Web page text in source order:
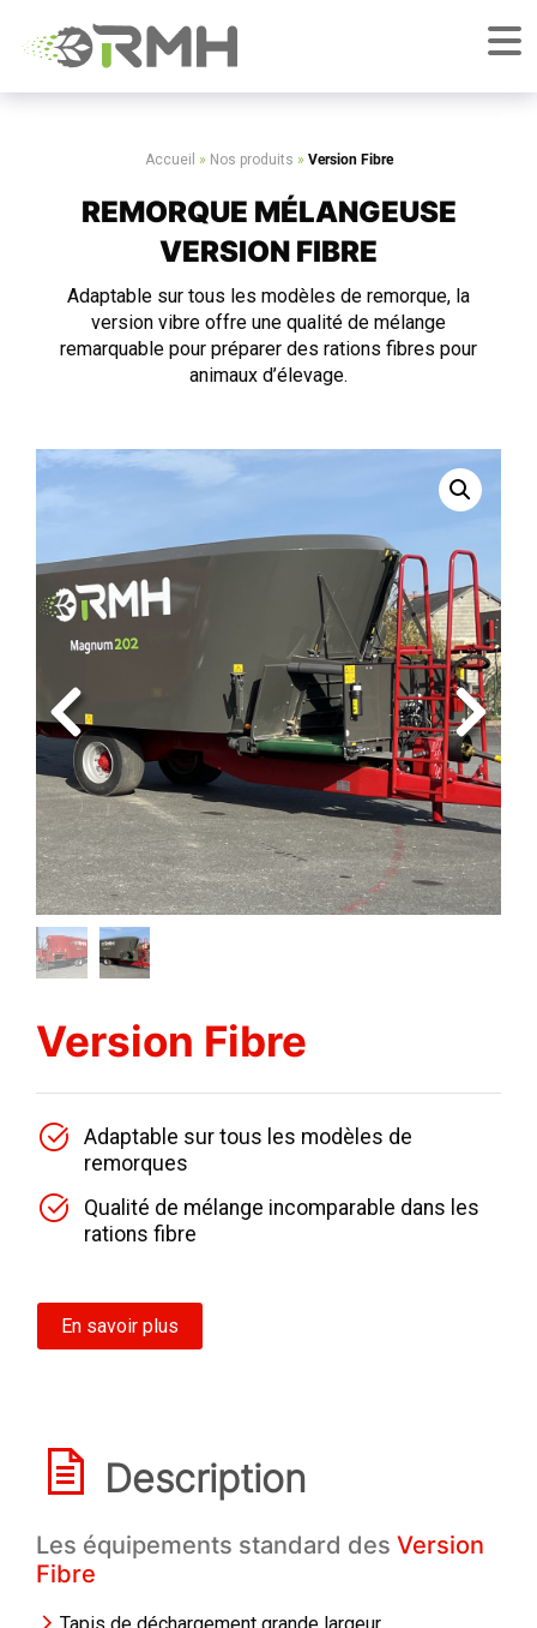
Accueil » Nos produits » Version Fibre
REMORQUE MÉLANGEUSE
VERSION FIBRE
Adaptable sur tous les modèles de remorque, la
version vibre offre une qualité de mélange
remarquable pour préparer des rations fibres pour
animaux d’élevage.
Version Fibre
Adaptable sur tous les modèles de
remorques
Qualité de mélange incomparable dans les
rations fibre
En savoir plus
Description
Les équipements standard des Version
Fibre
Tapis de déchargement grande largeur